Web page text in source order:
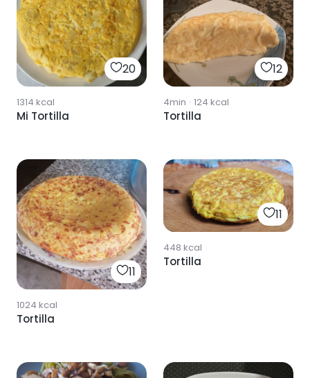
20
1314 kcal
Mi Tortilla
12
4min · 124 kcal
Tortilla
11
1024 kcal
Tortilla
11
448 kcal
Tortilla